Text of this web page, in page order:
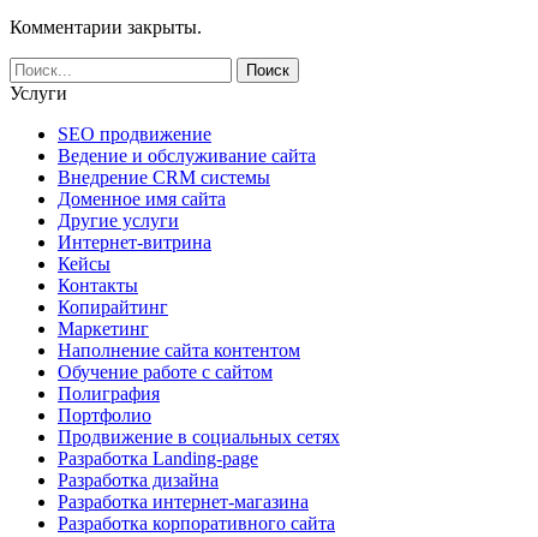
Комментарии закрыты.
Услуги
SEO продвижение
Ведение и обслуживание сайта
Внедрение CRM системы
Доменное имя сайта
Другие услуги
Интернет-витрина
Кейсы
Контакты
Копирайтинг
Маркетинг
Наполнение сайта контентом
Обучение работе с сайтом
Полиграфия
Портфолио
Продвижение в социальных сетях
Разработка Landing-page
Разработка дизайна
Разработка интернет-магазина
Разработка корпоративного сайта